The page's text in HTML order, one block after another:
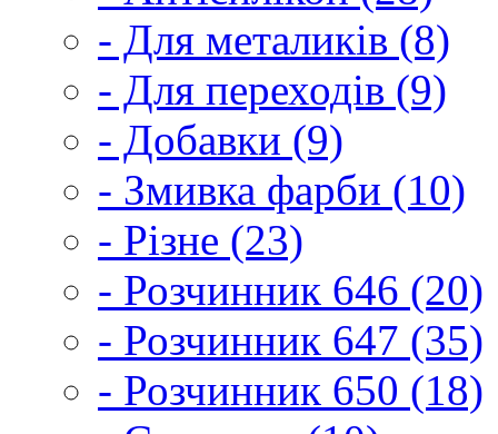
- Для металиків (8)
- Для переходів (9)
- Добавки (9)
- Змивка фарби (10)
- Різне (23)
- Розчинник 646 (20)
- Розчинник 647 (35)
- Розчинник 650 (18)